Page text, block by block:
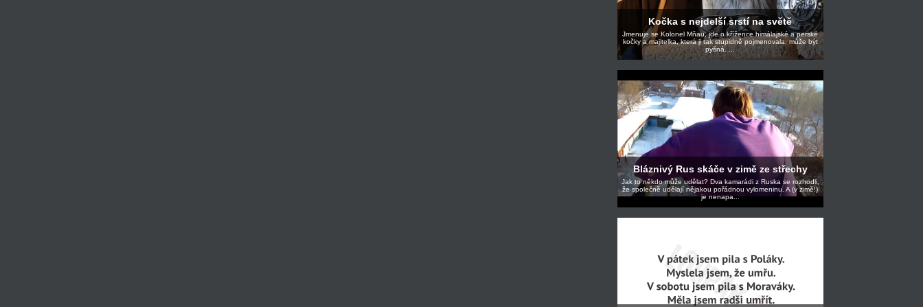
Kočka s nejdelší srstí na světě
Jmenuje se Kolonel Mňau, jde o křížence himálajské a perské
kočky a majitelka, která ji tak stupidně pojmenovala, může být
pyšná. ...
Bláznivý Rus skáče v zimě ze střechy
Jak to někdo může udělat? Dva kamarádi z Ruska se rozhodli,
že společně udělají nějakou pořádnou vylomeninu. A (v zimě!)
je nenapa...